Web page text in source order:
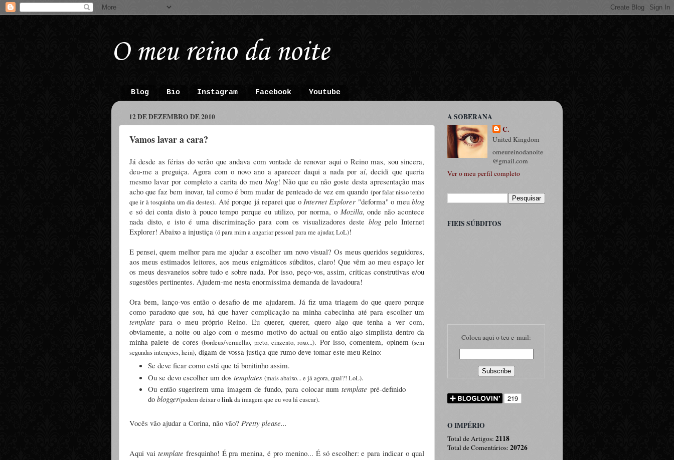
O meu reino da noite
Blog Bio Instagram Facebook Youtube
12 DE DEZEMBRO DE 2010
Vamos lavar a cara?
Já desde as férias do verão que andava com vontade de renovar aqui o Reino mas, sou sincera,
deu-me a preguiça. Agora com o novo ano a aparecer daqui a nada por aí, decidi que queria
mesmo lavar por completo a carita do meu blog! Não que eu não goste desta apresentação mas
acho que faz bem inovar, tal como é bom mudar de penteado de vez em quando (por falar nisso tenho
que ir à tosquinha um dia destes). Até porque já reparei que o Internet Explorer "deforma" o meublog
e só dei conta disto à pouco tempo porque eu utilizo, por norma, o Mozilla, onde não acontece
nada disto, e isto é uma discriminação para com os visualizadores deste blogpelo Internet
Explorer! Abaixo a injustiça (ó para mim a angariar pessoal para me ajudar, LoL)!
E pensei, quem melhor para me ajudar a escolher um novo visual? Os meus queridos seguidores,
aos meus estimados leitores, aos meus enigmáticos súbditos, claro! Que vêm ao meu espaço ler
os meus desvaneios sobre tudo e sobre nada. Por isso, peço-vos, assim, críticas construtivas e/ou
sugestões pertinentes. Ajudem-me nesta enormíssima demanda de lavadoura!
Ora bem, lanço-vos então o desafio de me ajudarem. Já fiz uma triagem do que quero porque
como paradoxo que sou, há que haver complicação na minha cabecinha até para escolher um
template para o meu próprioReino. Eu querer, querer, quero algo que tenha a ver com,
obviamente, a noite ou algo com o mesmo motivo do actual ou então algo simplista dentro da
minha palete de cores(bordeux/vermelho, preto, cinzento, roxo...). Por isso, comentem, opinem(sem
segundas intenções, hein), digam de vossa justiça que rumo deve tomar este meu Reino:
Se deve ficar como está que tá bonitinho assim.
Ou se devo escolher um dostemplates(mais abaixo... e já agora, qual?! LoL).
Ou então sugerirem uma imagem de fundo, para colocar numtemplate pré-definido
doblogger(podem deixar olinkda imagem que eu vou lá cuscar).
Vocês vão ajudar a Corina, não vão? Pretty please...
Aqui vai template fresquinho! É pra menina, é pro menino... É só escolher: e para indicar o qual
A SOBERANA
C.
United Kingdom
omeureinodanoite
@gmail.com
Ver o meu perfil completo
FIEIS SÚBDITOS
Coloca aqui o teu e-mail:
O IMPÉRIO
Total de Artigos: 2118
Total de Comentários: 20726